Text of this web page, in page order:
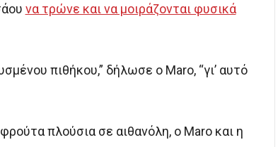
να τρώνε και να μοιράζονται φυσικά
πιθήκου,” δήλωσε ο Maro, “γι’ αυτό
πλούσια σε αιθανόλη, ο Maro και η